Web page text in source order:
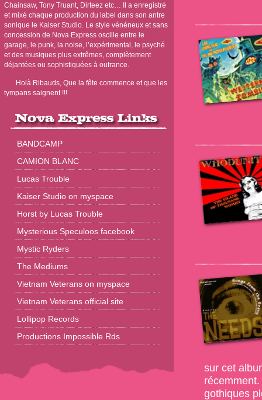
Chainsaw, Tony Truant, Dirteez etc… Il a enregistré
et mixé chaque production du label dans son antre
sonique le Kaiser Studio. Le style vénéneux et sans
concession de Nova Express oscille entre le
garage, le punk, la noise, l’expérimental, le psyché
et des musiques plus extrêmes, complètement
déjantées ou sophistiquées à outrance.
Holà Ribauds, Que la fête commence et que les
tympans saignent !!!
BANDCAMP
CAMION BLANC
Lucas Trouble
Kaiser Studio on myspace
Horst by Lucas Trouble
Mysterious Speculoos facebook
Mystic Ryders
The Mediums
Vietnam Veterans on myspace
Vietnam Veterans official site
Lollipop Records
Productions Impossible Rds
sur cet
gothiques